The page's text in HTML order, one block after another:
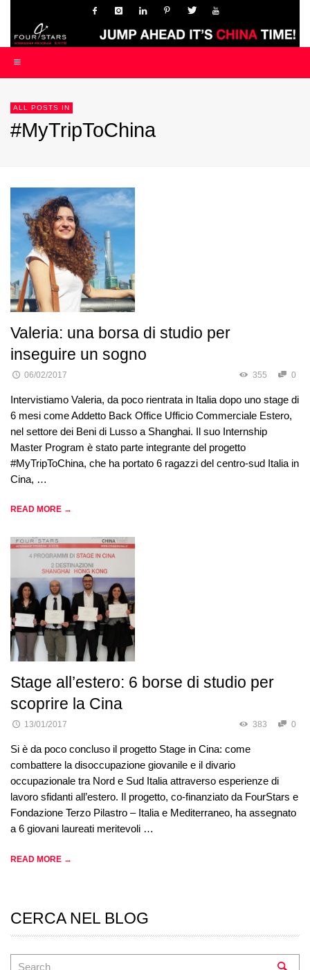
ALL POSTS IN
#MyTripToChina
Valeria: una borsa di studio per
inseguire un sogno
06/02/2017 355 0
Intervistiamo Valeria, da poco rientrata in Italia dopo uno stage di
6 mesi come Addetto Back Office Ufficio Commerciale Estero,
nel settore dei Beni di Lusso a Shanghai. Il suo Internship
Master Program è stato parte integrante del progetto
#MyTripToChina, che ha portato 6 ragazzi del centro-sud Italia in
Cina, …
READ MORE →
Stage all’estero: 6 borse di studio per
scoprire la Cina
13/01/2017 383 0
Si è da poco concluso il progetto Stage in Cina: come
combattere la disoccupazione giovanile e il divario
occupazionale tra Nord e Sud Italia attraverso esperienze di
lavoro sfidanti all’estero. Il progetto, co-finanziato da FourStars e
Fondazione Terzo Pilastro – Italia e Mediterraneo, ha assegnato
a 6 giovani laureati meritevoli …
READ MORE →
CERCA NEL BLOG